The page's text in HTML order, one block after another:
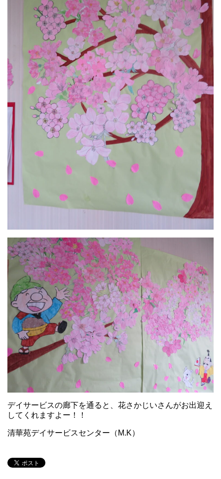
デイサービスの廊下を通ると、花さかじいさんがお出迎え
してくれますよー！！
清華苑デイサービスセンター（M.K）